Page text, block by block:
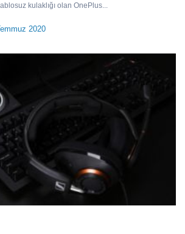
kulaklığı olan OnePlus...
2020